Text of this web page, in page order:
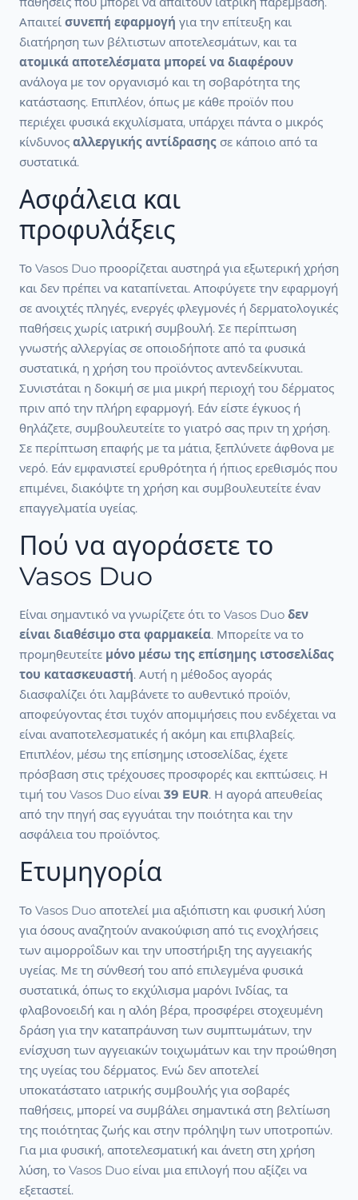
Απαιτεί συνεπή εφαρμογή για την επίτευξη και
διατήρηση των βέλτιστων αποτελεσμάτων, και τα
ατομικά αποτελέσματα μπορεί να διαφέρουν
ανάλογα με τον οργανισμό και τη σοβαρότητα της
κατάστασης. Επιπλέον, όπως με κάθε προϊόν που
περιέχει φυσικά εκχυλίσματα, υπάρχει πάντα ο μικρός
κίνδυνος αλλεργικής αντίδρασης σε κάποιο από τα
συστατικά.
Ασφάλεια και
προφυλάξεις
Το Vasos Duo προορίζεται αυστηρά για εξωτερική χρήση
και δεν πρέπει να καταπίνεται. Αποφύγετε την εφαρμογή
σε ανοιχτές πληγές, ενεργές φλεγμονές ή δερματολογικές
παθήσεις χωρίς ιατρική συμβουλή. Σε περίπτωση
γνωστής αλλεργίας σε οποιοδήποτε από τα φυσικά
συστατικά, η χρήση του προϊόντος αντενδείκνυται.
Συνιστάται η δοκιμή σε μια μικρή περιοχή του δέρματος
πριν από την πλήρη εφαρμογή. Εάν είστε έγκυος ή
θηλάζετε, συμβουλευτείτε το γιατρό σας πριν τη χρήση.
Σε περίπτωση επαφής με τα μάτια, ξεπλύνετε άφθονα με
νερό. Εάν εμφανιστεί ερυθρότητα ή ήπιος ερεθισμός που
επιμένει, διακόψτε τη χρήση και συμβουλευτείτε έναν
επαγγελματία υγείας.
Πού να αγοράσετε το
Vasos Duo
Είναι σημαντικό να γνωρίζετε ότι το Vasos Duo δεν
είναι διαθέσιμο στα φαρμακεία. Μπορείτε να το
προμηθευτείτε μόνο μέσω της επίσημης ιστοσελίδας
του κατασκευαστή. Αυτή η μέθοδος αγοράς
διασφαλίζει ότι λαμβάνετε το αυθεντικό προϊόν,
αποφεύγοντας έτσι τυχόν απομιμήσεις που ενδέχεται να
είναι αναποτελεσματικές ή ακόμη και επιβλαβείς.
Επιπλέον, μέσω της επίσημης ιστοσελίδας, έχετε
πρόσβαση στις τρέχουσες προσφορές και εκπτώσεις. Η
τιμή του Vasos Duo είναι 39 EUR. Η αγορά απευθείας
από την πηγή σας εγγυάται την ποιότητα και την
ασφάλεια του προϊόντος.
Ετυμηγορία
Το Vasos Duo αποτελεί μια αξιόπιστη και φυσική λύση
για όσους αναζητούν ανακούφιση από τις ενοχλήσεις
των αιμορροΐδων και την υποστήριξη της αγγειακής
υγείας. Με τη σύνθεσή του από επιλεγμένα φυσικά
συστατικά, όπως το εκχύλισμα μαρόνι Ινδίας, τα
φλαβονοειδή και η αλόη βέρα, προσφέρει στοχευμένη
δράση για την καταπράυνση των συμπτωμάτων, την
ενίσχυση των αγγειακών τοιχωμάτων και την προώθηση
της υγείας του δέρματος. Ενώ δεν αποτελεί
υποκατάστατο ιατρικής συμβουλής για σοβαρές
παθήσεις, μπορεί να συμβάλει σημαντικά στη βελτίωση
της ποιότητας ζωής και στην πρόληψη των υποτροπών.
Για μια φυσική, αποτελεσματική και άνετη στη χρήση
λύση, το Vasos Duo είναι μια επιλογή που αξίζει να
εξεταστεί.